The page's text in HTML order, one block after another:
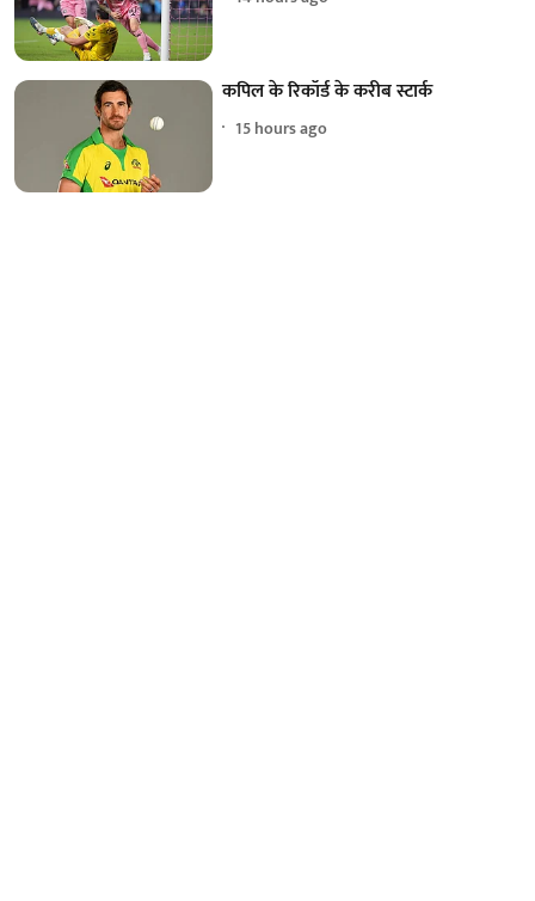
कपिल के रिकॉर्ड के करीब स्टार्क
15 hours ago